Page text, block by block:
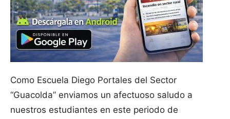
Como Escuela Diego Portales del Sector
“Guacolda” enviamos un afectuoso saludo a
nuestros estudiantes en este periodo de